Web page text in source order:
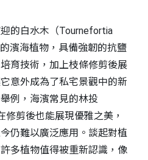
的白水木（Tournefortia
濱海植物，具備強韌的抗鹽
育技術，加上枝條修剪後展
意外成為了私宅景觀中的新
例，海濱常見的林投
修剪後也能展現優雅之美，
仍難以廣泛應用。談起對植
多植物值得被重新認識，像